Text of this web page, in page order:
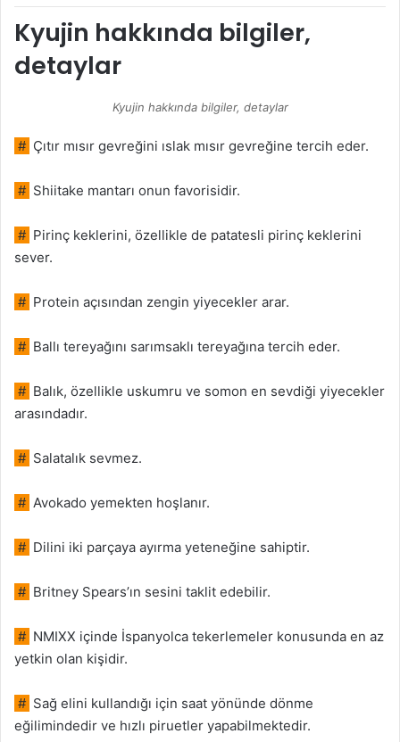
Kyujin hakkında bilgiler,
detaylar
Kyujin hakkında bilgiler, detaylar
# Çıtır mısır gevreğini ıslak mısır gevreğine tercih eder.
# Shiitake mantarı onun favorisidir.
# Pirinç keklerini, özellikle de patatesli pirinç keklerini
sever.
# Protein açısından zengin yiyecekler arar.
# Ballı tereyağını sarımsaklı tereyağına tercih eder.
# Balık, özellikle uskumru ve somon en sevdiği yiyecekler
arasındadır.
# Salatalık sevmez.
# Avokado yemekten hoşlanır.
# Dilini iki parçaya ayırma yeteneğine sahiptir.
# Britney Spears’ın sesini taklit edebilir.
# NMIXX içinde İspanyolca tekerlemeler konusunda en az
yetkin olan kişidir.
# Sağ elini kullandığı için saat yönünde dönme
eğilimindedir ve hızlı piruetler yapabilmektedir.